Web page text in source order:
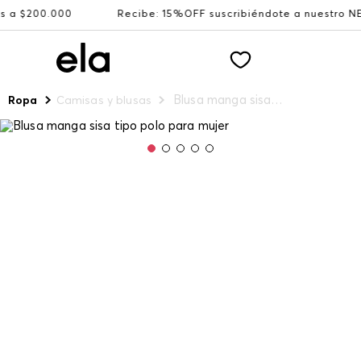
Recibe: 15%OFF suscribiéndote a nuestro
Ropa Camisas y blusas Blusa manga sisa tipo polo para mujer